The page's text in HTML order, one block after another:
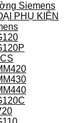
Siemens
PHỤ KIỆN